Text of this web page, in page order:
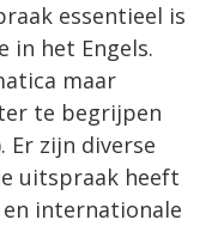
essentieel is
in het Engels.
maar
te begrijpen
Er zijn diverse
uitspraak heeft
internationale